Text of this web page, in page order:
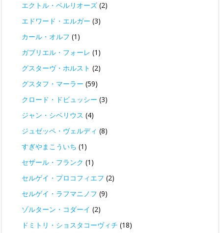
エクトル・ベルリオーズ (2)
エドワード・エルガー (3)
カール・オルフ (1)
ガブリエル・フォーレ (1)
グスターヴ・ホルスト (2)
グスタフ・マーラー (59)
クロード・ドビュッシー (3)
ジャン・シベリウス (4)
ジュゼッペ・ヴェルディ (8)
すぎやまこういち (1)
セザール・フランク (1)
セルゲイ・プロコフィエフ (2)
セルゲイ・ラフマニノフ (9)
ゾルターン・コダーイ (2)
ドミトリ・ショスタコーヴィチ (18)